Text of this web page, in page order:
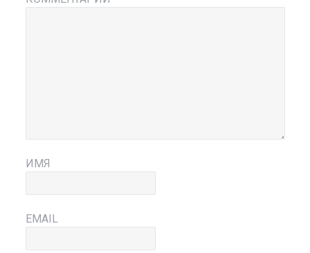
ИМЯ
EMAIL